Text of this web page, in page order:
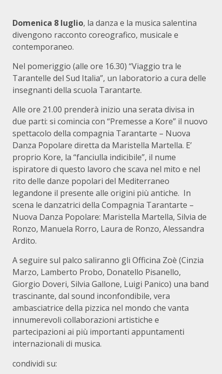
Domenica 8 luglio, la danza e la musica salentina
divengono racconto coreografico, musicale e
contemporaneo.
Nel pomeriggio (alle ore 16.30) “Viaggio tra le
Tarantelle del Sud Italia”, un Iaboratorio a cura delle
insegnanti della scuola Tarantarte.
Alle ore 21.00 prenderà inizio una serata divisa in
due parti: si comincia con “Premesse a Kore” il nuovo
spettacolo della compagnia Tarantarte – Nuova
Danza Popolare diretta da Maristella Martella. E’
proprio Kore, la “fanciulla indicibile”, il nume
ispiratore di questo lavoro che scava nel mito e nel
rito delle danze popolari del Mediterraneo
legandone il presente alle origini più antiche. In
scena le danzatrici della Compagnia Tarantarte –
Nuova Danza Popolare: Maristella Martella, Silvia de
Ronzo, Manuela Rorro, Laura de Ronzo, Alessandra
Ardito.
A seguire sul palco saliranno gli Officina Zoè (Cinzia
Marzo, Lamberto Probo, Donatello Pisanello,
Giorgio Doveri, Silvia Gallone, Luigi Panico) una band
trascinante, dal sound inconfondibile, vera
ambasciatrice della pizzica nel mondo che vanta
innumerevoli collaborazioni artistiche e
partecipazioni ai più importanti appuntamenti
internazionali di musica.
condividi su: